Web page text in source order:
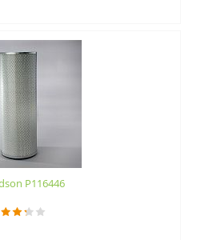
P116446